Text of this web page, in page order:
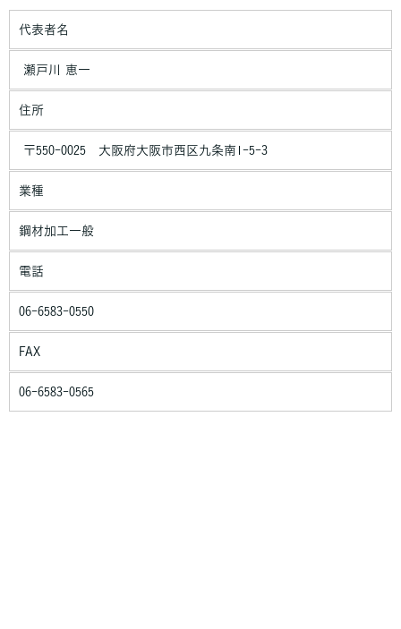
個人情報の第三者への開示・提供の禁止
のいずれかに該当する場合を除き、個人情報を第三者に開示いた
・お客さまの同意がある場合
託する業者に対して開示する場合
・法令に基づき開示することが必要である場合
個人情報の安全対策
当社は、個人情報の正確性及び安全性確保のために、セキュリテ
ィに万全の対策を講じています。
ご本人の照会
お客さまがご本人の個人情報の照会・修正・削除などをご希望さ
れる場合には、ご本人であることを確認の上、対応させていただ
他規範を遵守するとともに、本ポリシーの内容を適宜見直し、そ
代表者名
瀬戸川 恵一
住所
〒550-0025 大阪府大阪市西区九条南1-5-3
業種
鋼材加工一般
電話
06-6583-0550
FAX
06-6583-0565